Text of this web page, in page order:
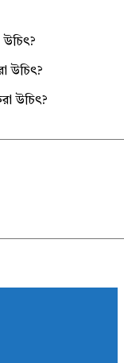
উচিৎ?
উচিৎ?
উচিৎ?